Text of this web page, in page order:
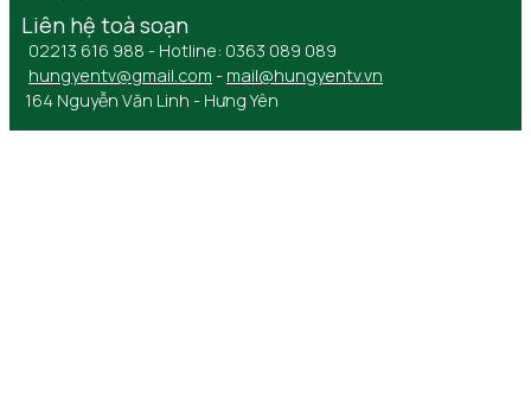
Liên hệ toà soạn
02213 616 988 - Hotline: 0363 089 089
hungyentv@gmail.com - mail@hungyentv.vn
164 Nguyễn Văn Linh - Hưng Yên